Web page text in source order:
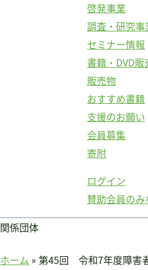
啓発事業
調査・研究事
セミナー情報
書籍・DVD販
販売物
おすすめ書籍
支援のお願い
会員募集
寄附
ログイン
賛助会員の
関係団体
ホーム » 第45回 令和7年度障害
ログイン